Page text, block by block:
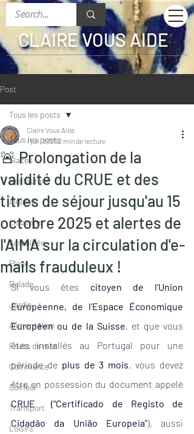
CLAIRE VOUS AIDE
Post
Tous les posts
Glaces
Restaurant
Algarve
Lisbonne
Actualités
Plage
Balade
Jardin
Alimentation
Fruits de mer
Commerce
Coiffeur
Transport
Loisirs
Tous les posts
🚨 Prolongation de la
validité du CRUE et des
titres de séjour jusqu'au 15
octobre 2025 et alertes de
l'AIMA sur la circulation d'e-
mails frauduleux !
Claire Vous Aide
1 juil. 20252 min de lecture
Si vous êtes citoyen de l’Union
Européenne, de l’Espace Économique
Européen ou de la Suisse, et que vous
êtes installés au Portugal pour une
période de plus de 3 mois, vous devez
CRUE  (“Certificado de Registo de
Cidadão da União Europeia”), aussi